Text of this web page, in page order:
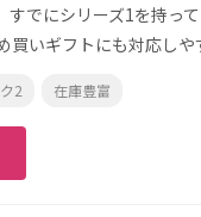
すでにシリーズ1を持っ
いギフトにも対応しや
2 在庫豊富